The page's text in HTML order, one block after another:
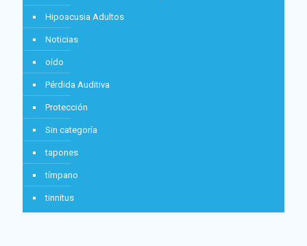
Hipoacusia Adultos
Noticias
oído
Pérdida Auditiva
Protección
Sin categoría
tapones
tímpano
tinnitus